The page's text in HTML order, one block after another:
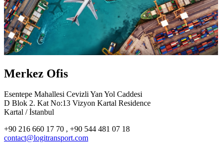
Merkez Ofis
Esentepe Mahallesi Cevizli Yan Yol Caddesi
D Blok 2. Kat No:13 Vizyon Kartal Residence
Kartal / İstanbul
+90 216 660 17 70 , +90 544 481 07 18
contact@logitransport.com